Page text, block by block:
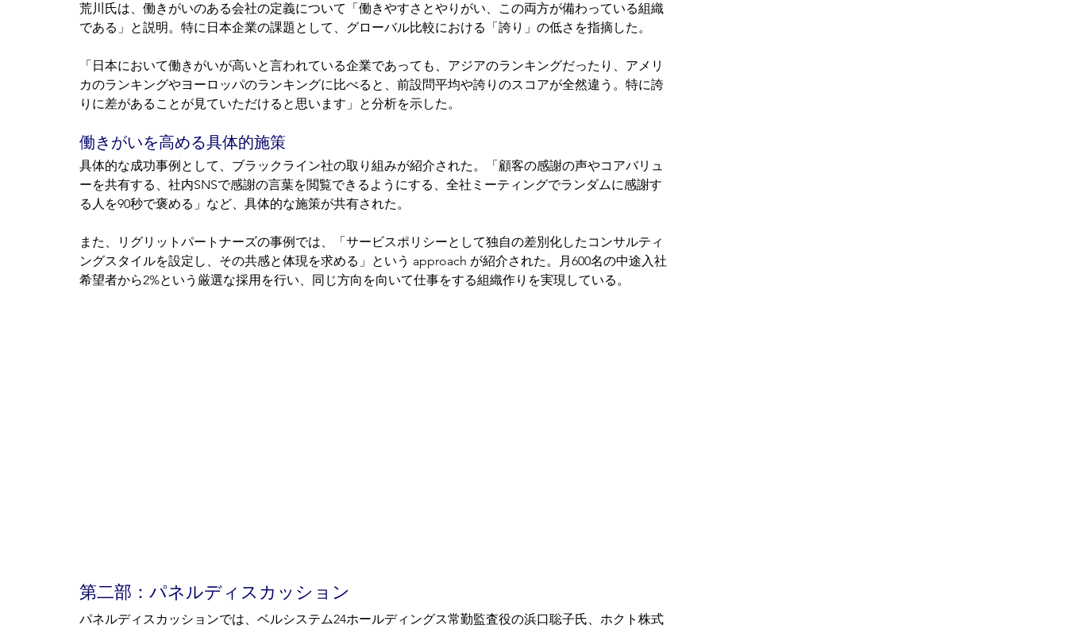
荒川氏は、働きがいのある会社の定義について「働きやすさとやりがい、この両方が備わっている組織
である」と説明。特に日本企業の課題として、グローバル比較における「誇り」の低さを指摘した。
「日本において働きがいが高いと言われている企業であっても、アジアのランキングだったり、アメリ
カのランキングやヨーロッパのランキングに比べると、前設問平均や誇りのスコアが全然違う。特に誇
りに差があることが見ていただけると思います」と分析を示した。
働きがいを高める具体的施策
具体的な成功事例として、ブラックライン社の取り組みが紹介された。「顧客の感謝の声やコアバリュ
ーを共有する、社内SNSで感謝の言葉を閲覧できるようにする、全社ミーティングでランダムに感謝す
る人を90秒で褒める」など、具体的な施策が共有された。
また、リグリットパートナーズの事例では、「サービスポリシーとして独自の差別化したコンサルティ
ングスタイルを設定し、その共感と体現を求める」という approach が紹介された。月600名の中途入社
希望者から2%という厳選な採用を行い、同じ方向を向いて仕事をする組織作りを実現している。
第二部：パネルディスカッション
パネルディスカッションでは、ベルシステム24ホールディングス常勤監査役の浜口聡子氏、ホクト株式